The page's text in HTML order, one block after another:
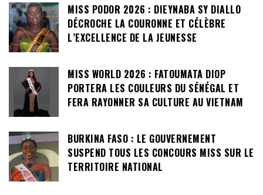
MISS PODOR 2026 : DIEYNABA SY DIALLO
DÉCROCHE LA COURONNE ET CÉLÈBRE
L’EXCELLENCE DE LA JEUNESSE
MISS WORLD 2026 : FATOUMATA DIOP
PORTERA LES COULEURS DU SÉNÉGAL ET
FERA RAYONNER SA CULTURE AU VIETNAM
BURKINA FASO : LE GOUVERNEMENT
SUSPEND TOUS LES CONCOURS MISS SUR LE
TERRITOIRE NATIONAL